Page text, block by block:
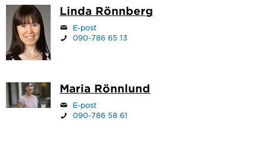
Linda Rönnberg
E-post
090-786 65 13
Maria Rönnlund
E-post
090-786 58 61